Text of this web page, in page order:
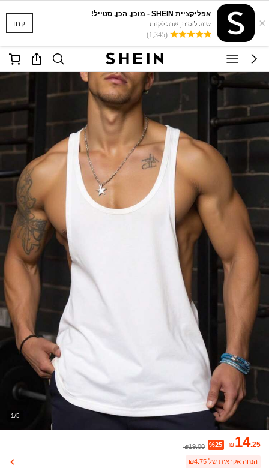
קחו ×
אפליקציית SHEIN - מוכן, הכן, סטייל!
שווה לנסות, שווה לקנות
(1,345)
1/5
₪14.25
%25
₪19.00
הנחה אקראית של ₪4.75